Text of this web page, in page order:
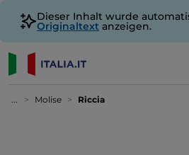
Dieser Inhalt wurde
Originaltext anzeigen.
... Molise Riccia